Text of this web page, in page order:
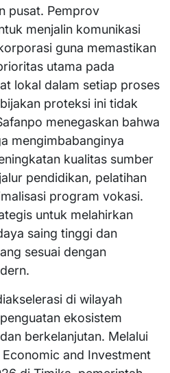
pusat. Pemprov
menjalin komunikasi
guna memastikan
utama pada
lokal dalam setiap proses
proteksi ini tidak
menegaskan bahwa
mengimbabanginya
kualitas sumber
pendidikan, pelatihan
program vokasi.
untuk melahirkan
saing tinggi dan
sesuai dengan
di wilayah
ekosistem
berkelanjutan. Melalui
and Investment